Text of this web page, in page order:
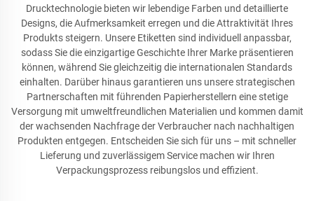
Drucktechnologie bieten wir lebendige Farben und detaillierte
Designs, die Aufmerksamkeit erregen und die Attraktivität Ihres
Produkts steigern. Unsere Etiketten sind individuell anpassbar,
sodass Sie die einzigartige Geschichte Ihrer Marke präsentieren
können, während Sie gleichzeitig die internationalen Standards
einhalten. Darüber hinaus garantieren uns unsere strategischen
Partnerschaften mit führenden Papierherstellern eine stetige
Versorgung mit umweltfreundlichen Materialien und kommen damit
der wachsenden Nachfrage der Verbraucher nach nachhaltigen
Produkten entgegen. Entscheiden Sie sich für uns – mit schneller
Lieferung und zuverlässigem Service machen wir Ihren
Verpackungsprozess reibungslos und effizient.